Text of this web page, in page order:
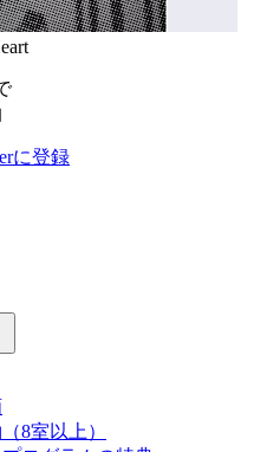
に登録
8室以上）